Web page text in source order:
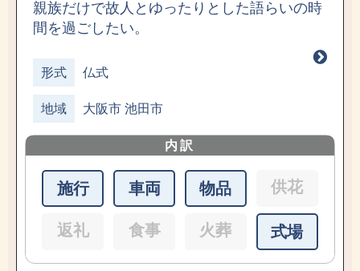
親族だけで故人とゆったりとした語らいの時
間を過ごしたい。
形式 仏式
地域 大阪市 池田市
内訳
施行 車両 物品 供花
返礼 食事 火葬 式場